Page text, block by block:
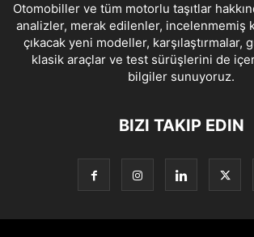
Otomobiller ve tüm motorlu taşıtlar
analizler, merak edilenler, incelenmemiş
çıkacak yeni modeller, karşılaştırmalar,
klasik araçlar ve test sürüşlerini de
bilgiler sunuyoruz.
BIZI TAKIP EDIN